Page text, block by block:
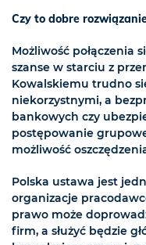
Czy to dobre
Możliwość połączenia
szanse w starciu z
Kowalskiemu trudno
niekorzystnymi, a
bankowych czy
postępowanie
możliwość
Polska ustawa jest
organizacje
prawo może
firm, a służyć będzie